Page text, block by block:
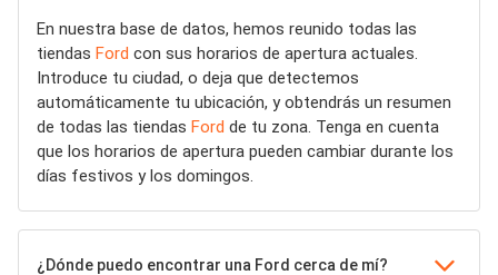
En nuestra base de datos, hemos reunido todas las
tiendas Ford con sus horarios de apertura actuales.
Introduce tu ciudad, o deja que detectemos
automáticamente tu ubicación, y obtendrás un resumen
de todas las tiendas Ford de tu zona. Tenga en cuenta
que los horarios de apertura pueden cambiar durante los
días festivos y los domingos.
¿Dónde puedo encontrar una Ford cerca de mí?